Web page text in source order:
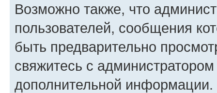
Возможно также, что
пользователей, сообщения
быть предварительно
свяжитесь с
дополнительной информации.